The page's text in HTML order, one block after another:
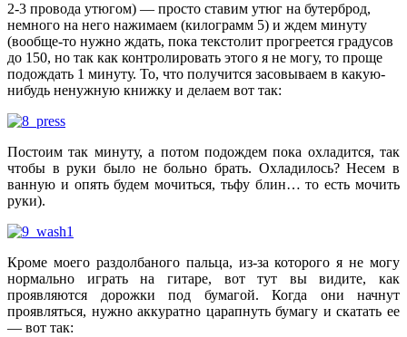
2-3 провода утюгом) — просто ставим утюг на бутерброд,
немного на него нажимаем (килограмм 5) и ждем минуту
(вообще-то нужно ждать, пока текстолит прогреется градусов
до 150, но так как контролировать этого я не могу, то проще
подождать 1 минуту. То, что получится засовываем в какую-
нибудь ненужную книжку и делаем вот так:
Постоим так минуту, а потом подождем пока охладится, так
чтобы в руки было не больно брать. Охладилось? Несем в
ванную и опять будем мочиться, тьфу блин… то есть мочить
руки).
Кроме моего раздолбаного пальца, из-за которого я не могу
нормально играть на гитаре, вот тут вы видите, как
проявляются дорожки под бумагой. Когда они начнут
проявляться, нужно аккуратно царапнуть бумагу и скатать ее
— вот так: